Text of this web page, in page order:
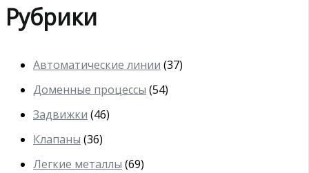
Рубрики
Автоматические линии (37)
Доменные процессы (54)
Задвижки (46)
Клапаны (36)
Легкие металлы (69)